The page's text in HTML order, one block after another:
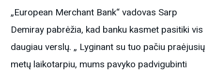
„European Merchant Bank“ vadovas Sarp
Demiray pabrėžia, kad banku kasmet pasitiki vis
daugiau verslų. „ Lyginant su tuo pačiu praėjusių
metų laikotarpiu, mums pavyko padvigubinti